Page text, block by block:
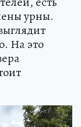
урны.
На это